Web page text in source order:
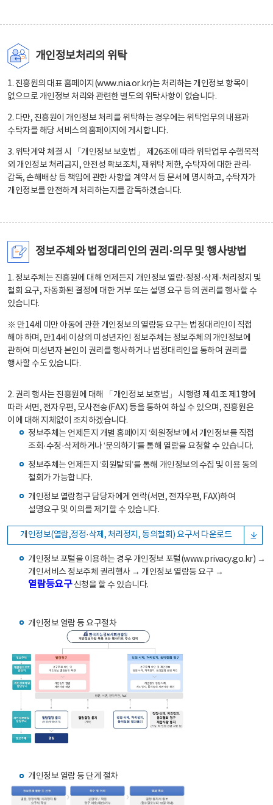
개인정보처리의 위탁
1. 진흥원의 대표 홈페이지(www.nia.or.kr)는 처리하는 개인정보 항목이
없으므로 개인정보 처리와 관련한 별도의 위탁사항이 없습니다.
2. 다만, 진흥원이 개인정보 처리를 위탁하는 경우에는 위탁업무의 내용과
수탁자를 해당 서비스의 홈페이지에 게시합니다.
3. 위탁계약 체결 시 「개인정보 보호법」 제26조에 따라 위탁업무 수행목적
외 개인정보 처리금지, 안전성 확보조치, 재위탁 제한, 수탁자에 대한 관리·
감독, 손해배상 등 책임에 관한 사항을 계약서 등 문서에 명시하고, 수탁자가
개인정보를 안전하게 처리하는지를 감독하겠습니다.
정보주체와 법정대리인의 권리·의무 및 행사방법
1. 정보주체는 진흥원에 대해 언제든지 개인정보 열람·정정·삭제·처리정지 및
철회 요구, 자동화된 결정에 대한 거부 또는 설명 요구 등의 권리를 행사할 수
있습니다.
※ 만14세 미만 아동에 관한 개인정보의 열람등 요구는 법정대리인이 직접
해야 하며, 만14세 이상의 미성년자인 정보주체는 정보주체의 개인정보에
관하여 미성년자 본인이 권리를 행사하거나 법정대리인을 통하여 권리를
행사할 수도 있습니다.
2. 권리 행사는 진흥원에 대해 「개인정보 보호법」 시행령 제41조 제1항에
따라 서면, 전자우편, 모사전송(FAX) 등을 통하여 하실 수 있으며, 진흥원은
이에 대해 지체없이 조치하겠습니다.
정보주체는 언제든지 개별 홈페이지 ‘회원정보’에서 개인정보를 직접
조회·수정·삭제하거나 ‘문의하기’를 통해 열람을 요청할 수 있습니다.
정보주체는 언제든지 ‘회원탈퇴’를 통해 개인정보의 수집 및 이용 동의
철회가 가능합니다.
개인정보 열람청구 담당자에게 연락(서면, 전자우편, FAX)하여
설명요구 및 이의를 제기할 수 있습니다.
개인정보(열람,정정·삭제, 처리정지, 동의철회) 요구서 다운로드
개인정보 포털을 이용하는 경우 개인정보 포털(www.privacy.go.kr) →
개인서비스 정보주체 권리행사 → 개인정보 열람등 요구 →
열람등요구신청을 할 수 있습니다.
개인정보 열람 등 요구절차
개인정보 열람 등 단계 절차